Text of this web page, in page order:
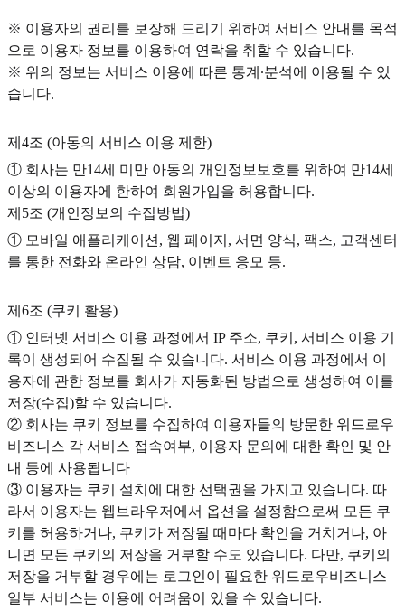
※ 이용자의 권리를 보장해 드리기 위하여 서비스 안내를 목적
으로 이용자 정보를 이용하여 연락을 취할 수 있습니다.
※ 위의 정보는 서비스 이용에 따른 통계∙분석에 이용될 수 있
습니다.
제4조 (아동의 서비스 이용 제한)
① 회사는 만14세 미만 아동의 개인정보보호를 위하여 만14세
이상의 이용자에 한하여 회원가입을 허용합니다.
제5조 (개인정보의 수집방법)
① 모바일 애플리케이션, 웹 페이지, 서면 양식, 팩스, 고객센터
를 통한 전화와 온라인 상담, 이벤트 응모 등.
제6조 (쿠키 활용)
① 인터넷 서비스 이용 과정에서 IP 주소, 쿠키, 서비스 이용 기
록이 생성되어 수집될 수 있습니다. 서비스 이용 과정에서 이
용자에 관한 정보를 회사가 자동화된 방법으로 생성하여 이를
저장(수집)할 수 있습니다.
② 회사는 쿠키 정보를 수집하여 이용자들의 방문한 위드로우
비즈니스 각 서비스 접속여부, 이용자 문의에 대한 확인 및 안
내 등에 사용됩니다
③ 이용자는 쿠키 설치에 대한 선택권을 가지고 있습니다. 따
라서 이용자는 웹브라우저에서 옵션을 설정함으로써 모든 쿠
키를 허용하거나, 쿠키가 저장될 때마다 확인을 거치거나, 아
니면 모든 쿠키의 저장을 거부할 수도 있습니다. 다만, 쿠키의
저장을 거부할 경우에는 로그인이 필요한 위드로우비즈니스
일부 서비스는 이용에 어려움이 있을 수 있습니다.